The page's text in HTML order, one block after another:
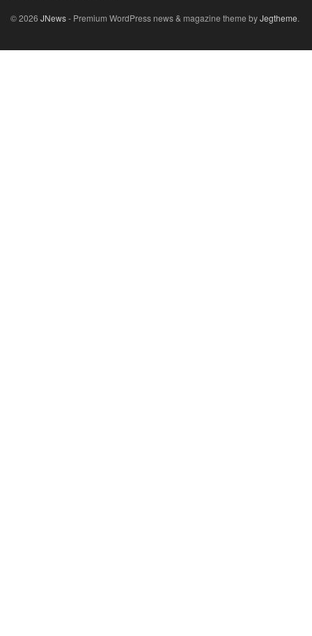
© 2026 JNews- Premium WordPress news & magazine theme byJegtheme.